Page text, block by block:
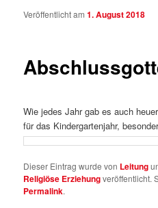
Veröffentlicht am1. August 2018
Wie jedes Jahr gab es auch
für das Kindergartenjahr,
Dieser Eintrag wurde von Leitung
Religiöse Erziehungveröffentlicht.
Permalink.